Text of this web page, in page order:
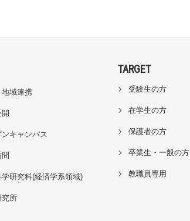
地域連携
ンキャンパス
研究科(経済学系領域)
究所
TARGET
受験生の方
在学生の方
保護者の方
卒業生・一般の方
教職員専用